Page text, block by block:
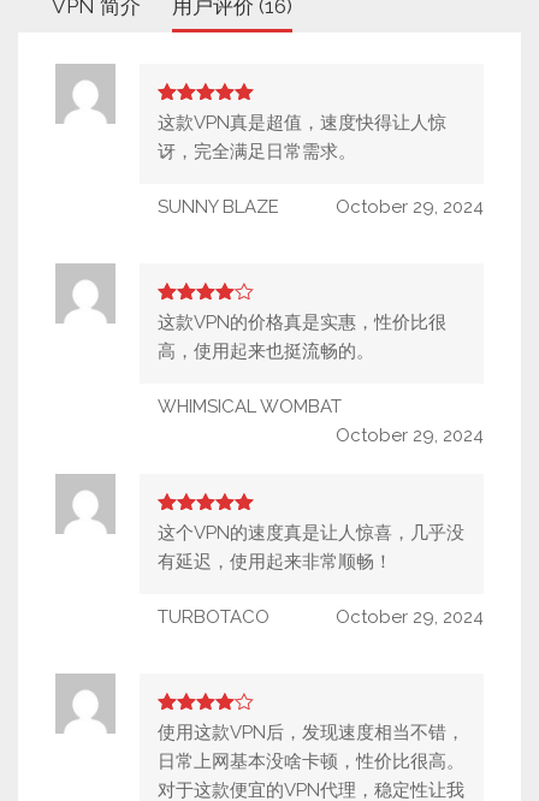
VPN 简介 用户评价 (16)
5out of 5
这款VPN真是超值，速度快得让人惊
讶，完全满足日常需求。
SUNNY BLAZE October 29, 2024
4out of
5
这款VPN的价格真是实惠，性价比很
高，使用起来也挺流畅的。
WHIMSICAL WOMBAT
October 29, 2024
5out of 5
这个VPN的速度真是让人惊喜，几乎没
有延迟，使用起来非常顺畅！
TURBOTACO October 29, 2024
4out of
5
使用这款VPN后，发现速度相当不错，
日常上网基本没啥卡顿，性价比很高。
对于这款便宜的VPN代理，稳定性让我